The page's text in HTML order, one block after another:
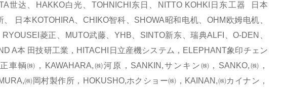
世达、HAKKO白光、TOHNICHI东日、NITTO KOHKI日东工器 日本
日本KOTOHIRA、CHIKO智科、SHOWA昭和电机、OHM欧姆电机、
菱正、MUTO武藤、YHB、SINTO新东、瑞典ALFI、O-DEN、
A本 田技研工業，HITACHI日立産機システム，ELEPHANT象印チェン
輌㈱，KAWAHARA,㈱河原，SANKIN,サンキン㈱，SANKO,㈱，
㈱岡村製作所，HOKUSHO,ホクショー㈱，KAINAN,㈱カイナン，